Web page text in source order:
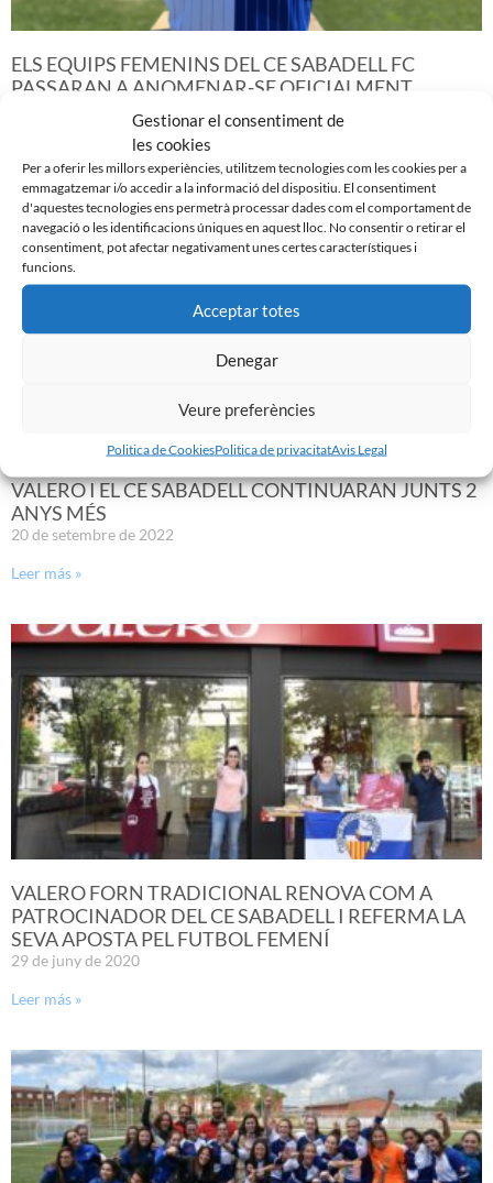
Gestionar el consentiment de
les cookies
Per a oferir les millors experiències, utilitzem tecnologies com les cookies per a
emmagatzemar i/o accedir a la informació del dispositiu. El consentiment
d'aquestes tecnologies ens permetrà processar dades com el comportament de
navegació o les identificacions úniques en aquest lloc. No consentir o retirar el
consentiment, pot afectar negativament unes certes característiques i
funcions.
Acceptar totes
Denegar
Veure preferències
Politica de CookiesPolitica de privacitatAvis Legal
ELS EQUIPS FEMENINS DEL CE SABADELL FC
PASSARAN A ANOMENAR-SE OFICIALMENT
VALERO CE SABADELL
3 d'octubre de 2023
Leer más »
VALERO I EL CE SABADELL CONTINUARAN JUNTS 2
ANYS MÉS
20 de setembre de 2022
Leer más »
VALERO FORN TRADICIONAL RENOVA COM A
PATROCINADOR DEL CE SABADELL I REFERMA LA
SEVA APOSTA PEL FUTBOL FEMENÍ
29 de juny de 2020
Leer más »